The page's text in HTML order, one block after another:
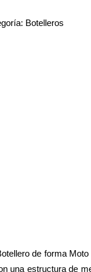
Botelleros
de forma
una estructura de